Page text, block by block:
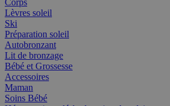
Corps
Lèvres soleil
Ski
Préparation soleil
Autobronzant
Lit de bronzage
Bébé et Grossesse
Accessoires
Maman
Soins Bébé